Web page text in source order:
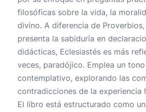
filosóficas sobre la vida, la
divino. A diferencia de
presenta la sabiduría en
didácticas, Eclesiastés es más
veces, paradójico. Emplea un tono
contemplativo, explorando las
contradicciones de la experiencia
El libro está estructurado como